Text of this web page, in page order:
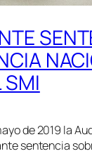
SMI
de 2019 la
sentencia